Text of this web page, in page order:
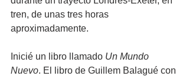
tren, de unas tres horas
aproximadamente.
Inicié un libro llamado Un Mundo
Nuevo. El libro de Guillem Balagué con